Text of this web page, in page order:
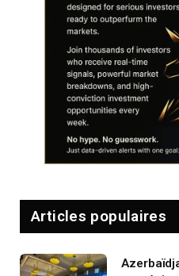
Articles populaires